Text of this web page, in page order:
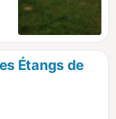
Étangs de